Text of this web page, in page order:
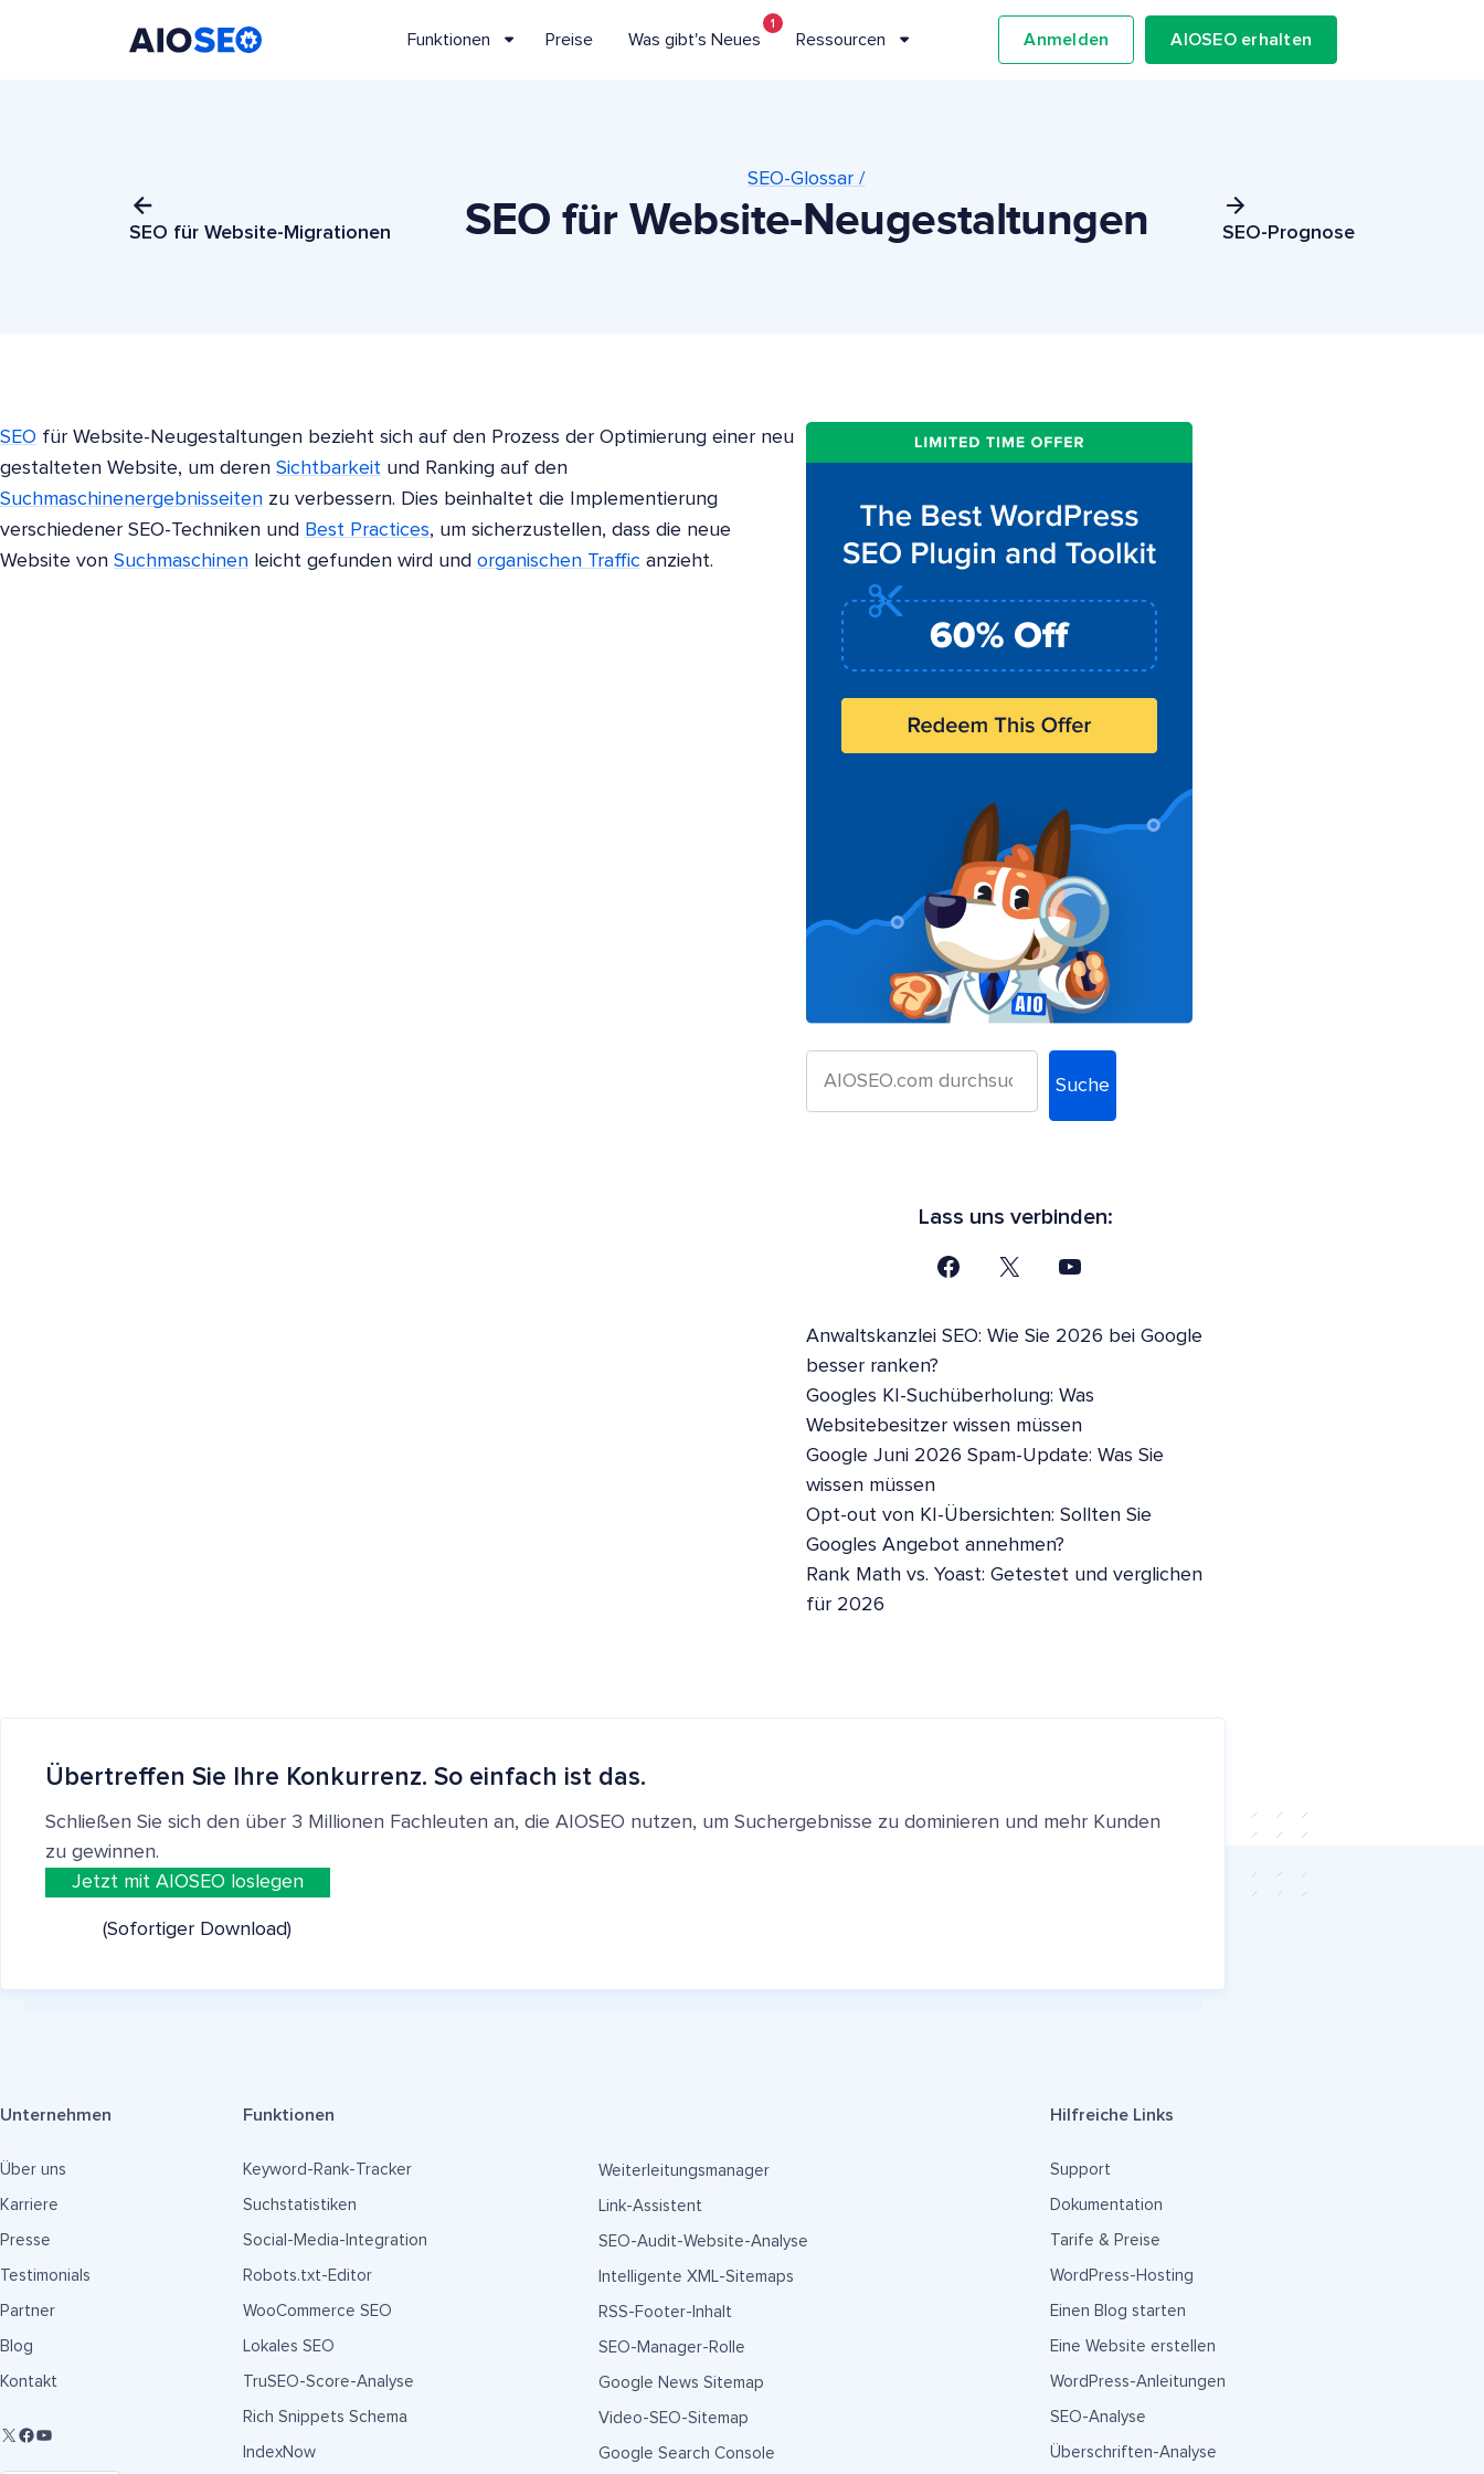
Funktionen Preise Was gibt's Neues
1
Ressourcen Anmelden AIOSEO erhalten
SEO für Website-Migrationen
SEO-Glossar /
SEO für Website-Neugestaltungen SEO-Prognose
SEO für Website-Neugestaltungen bezieht sich auf den Prozess der Optimierung einer neu
gestalteten Website, um deren Sichtbarkeit und Ranking auf den
Suchmaschinenergebnisseiten zu verbessern. Dies beinhaltet die Implementierung
verschiedener SEO-Techniken und Best Practices, um sicherzustellen, dass die neue
Website von Suchmaschinen leicht gefunden wird und organischen Traffic anzieht.
Suche
Lass uns verbinden:
Anwaltskanzlei SEO: Wie Sie 2026 bei Google
besser ranken?
Googles KI-Suchüberholung: Was
Websitebesitzer wissen müssen
Google Juni 2026 Spam-Update: Was Sie
wissen müssen
Opt-out von KI-Übersichten: Sollten Sie
Googles Angebot annehmen?
Rank Math vs. Yoast: Getestet und verglichen
für 2026
Übertreffen Sie Ihre Konkurrenz. So einfach ist das.
Schließen Sie sich den über 3 Millionen Fachleuten an, die AIOSEO nutzen, um Suchergebnisse zu dominieren und mehr Kunden
zu gewinnen.
Jetzt mit AIOSEO loslegen
(Sofortiger Download)
Unternehmen
Über uns
Karriere
Presse
Testimonials
Partner
Blog
Kontakt
Funktionen
Keyword-Rank-Tracker
Suchstatistiken
Social-Media-Integration
Robots.txt-Editor
WooCommerce SEO
Lokales SEO
TruSEO-Score-Analyse
Rich Snippets Schema
IndexNow
Weiterleitungsmanager
Link-Assistent
SEO-Audit-Website-Analyse
Intelligente XML-Sitemaps
RSS-Footer-Inhalt
SEO-Manager-Rolle
Google News Sitemap
Video-SEO-Sitemap
Google Search Console
Hilfreiche Links
Support
Dokumentation
Tarife & Preise
WordPress-Hosting
Einen Blog starten
Eine Website erstellen
WordPress-Anleitungen
SEO-Analyse
Überschriften-Analyse